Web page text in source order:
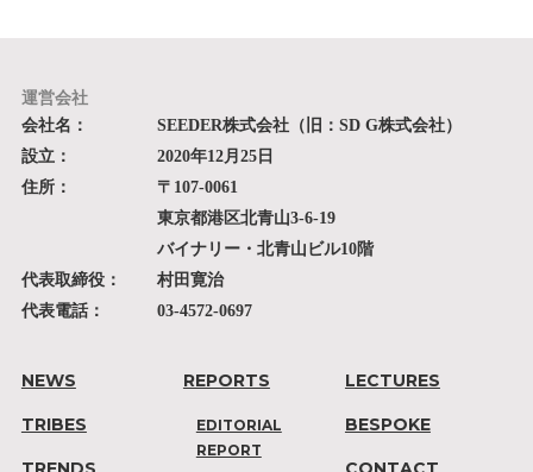
運営会社
会社名：
SEEDER株式会社（旧：SD G株式会社）
設立：
2020年12月25日
住所：
〒107-0061
東京都港区北青山3-6-19
バイナリー・北青山ビル10階
代表取締役：
村田寛治
代表電話：
03-4572-0697
NEWS
TRIBES
REPORTS
EDITORIAL
REPORT
LECTURES
BESPOKE